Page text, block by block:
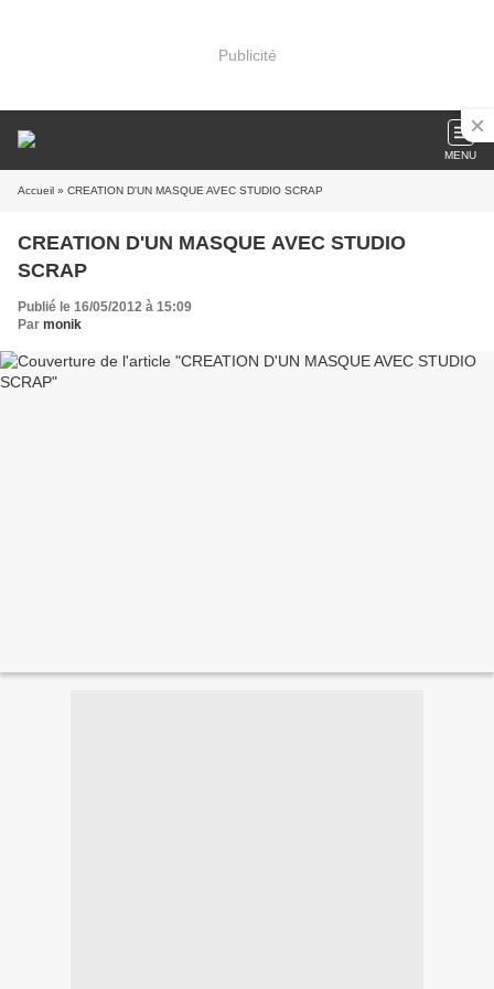
Publicité
MENU
Accueil » CREATION D'UN MASQUE AVEC STUDIO SCRAP
CREATION D'UN MASQUE AVEC STUDIO
SCRAP
Publié le 16/05/2012 à 15:09
Par monik